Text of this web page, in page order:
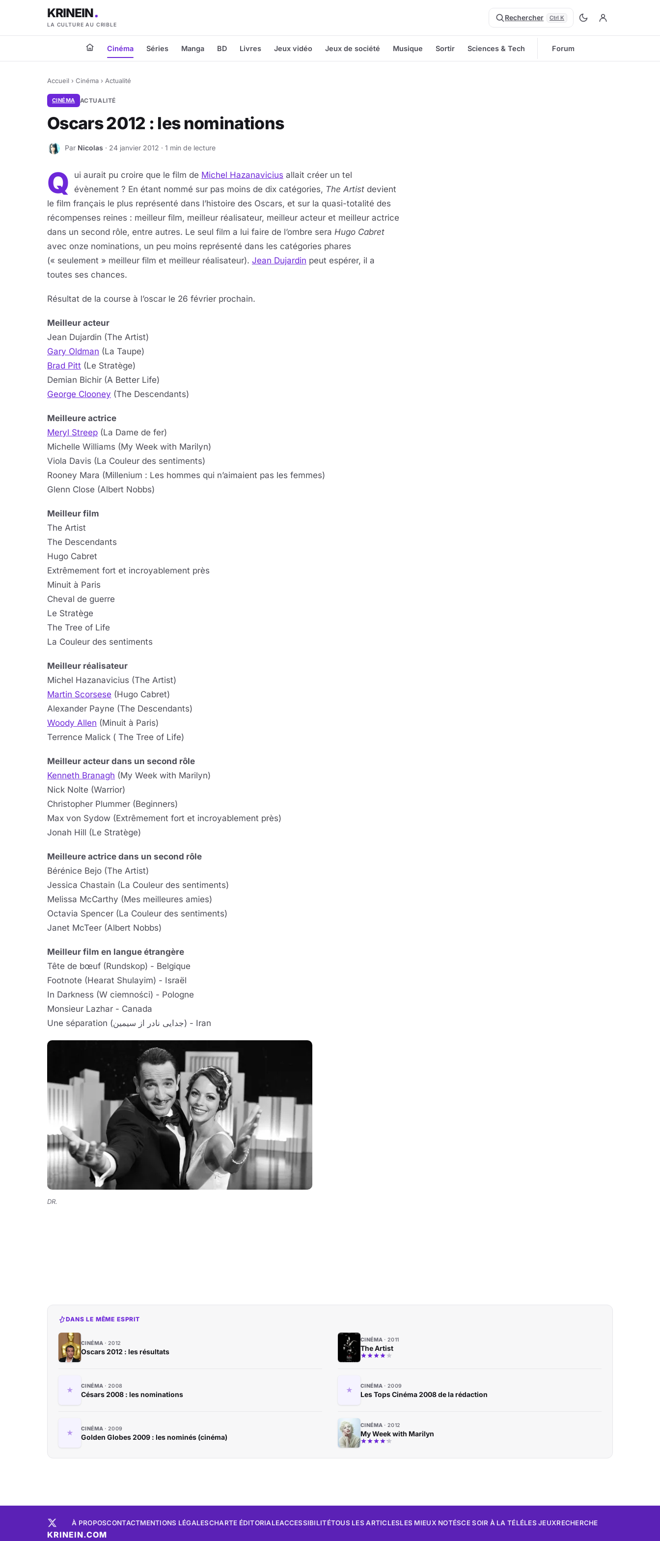
KRINEIN
LA CULTURE AU CRIBLE
Rechercher Ctrl K
Cinéma Séries Manga BD Livres Jeux vidéo Jeux de société Musique Sortir Sciences & Tech Forum
Accueil › Cinéma › Actualité
CINÉMA ACTUALITÉ
Oscars 2012 : les nominations
N Par Nicolas · 24 janvier 2012 · 1 min de lecture
Q ui aurait pu croire que le film de Michel Hazanavicius allait créer un tel
évènement ? En étant nommé sur pas moins de dix catégories, The Artist devient
le film français le plus représenté dans l’histoire des Oscars, et sur la quasi-totalité des
récompenses reines : meilleur film, meilleur réalisateur, meilleur acteur et meilleur actrice
dans un second rôle, entre autres. Le seul film a lui faire de l’ombre sera Hugo Cabret
avec onze nominations, un peu moins représenté dans les catégories phares
(« seulement » meilleur film et meilleur réalisateur). Jean Dujardin peut espérer, il a
toutes ses chances.
Résultat de la course à l’oscar le 26 février prochain.
Meilleur acteur
Jean Dujardin (The Artist)
Gary Oldman (La Taupe)
Brad Pitt (Le Stratège)
Demian Bichir (A Better Life)
George Clooney (The Descendants)
Meilleure actrice
Meryl Streep (La Dame de fer)
Michelle Williams (My Week with Marilyn)
Viola Davis (La Couleur des sentiments)
Rooney Mara (Millenium : Les hommes qui n’aimaient pas les femmes)
Glenn Close (Albert Nobbs)
Meilleur film
The Artist
The Descendants
Hugo Cabret
Extrêmement fort et incroyablement près
Minuit à Paris
Cheval de guerre
Le Stratège
The Tree of Life
La Couleur des sentiments
Meilleur réalisateur
Michel Hazanavicius (The Artist)
Martin Scorsese (Hugo Cabret)
Alexander Payne (The Descendants)
Woody Allen (Minuit à Paris)
Terrence Malick ( The Tree of Life)
Meilleur acteur dans un second rôle
Kenneth Branagh (My Week with Marilyn)
Nick Nolte (Warrior)
Christopher Plummer (Beginners)
Max von Sydow (Extrêmement fort et incroyablement près)
Jonah Hill (Le Stratège)
Meilleure actrice dans un second rôle
Bérénice Bejo (The Artist)
Jessica Chastain (La Couleur des sentiments)
Melissa McCarthy (Mes meilleures amies)
Octavia Spencer (La Couleur des sentiments)
Janet McTeer (Albert Nobbs)
Meilleur film en langue étrangère
Tête de bœuf (Rundskop) - Belgique
Footnote (Hearat Shulayim) - Israël
In Darkness (W ciemności) - Pologne
Monsieur Lazhar - Canada
Une séparation (جدایی نادر از سیمین) - Iran
DR.
DANS LE MÊME ESPRIT
CINÉMA 2012
Oscars 2012 : les résultats
CINÉMA 2011
The Artist
CINÉMA 2008
Césars 2008 : les nominations
CINÉMA 2009
Les Tops Cinéma 2008 de la rédaction
CINÉMA 2009
Golden Globes 2009 : les nominés (cinéma)
CINÉMA 2012
My Week with Marilyn
À PROPOSCONTACTMENTIONS LÉGALESCHARTE ÉDITORIALEACCESSIBILITÉTOUS LES ARTICLESLES MIEUX NOTÉSCE SOIR À LA TÉLÉLES JEUXRECHERCHE
KRINEIN.COM